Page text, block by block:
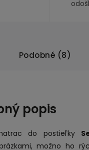
Podobné (8)
popis
do postieľky
možno ho